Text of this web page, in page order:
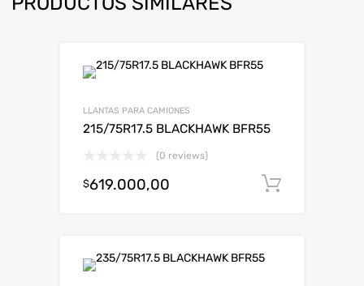
LLANTAS PARA CAMIONES
215/75R17.5 BLACKHAWK BFR55
(0 reviews)
$619.000,00